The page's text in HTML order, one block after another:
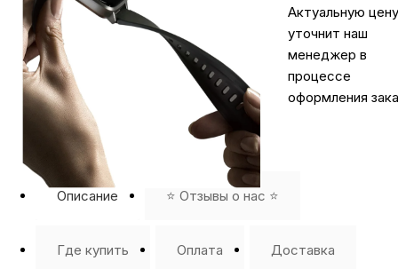
Актуальную цену
уточнит наш
менеджер в
процессе
оформления
Описание ⭐️ Отзывы о нас ⭐️
Где купить Оплата Доставка